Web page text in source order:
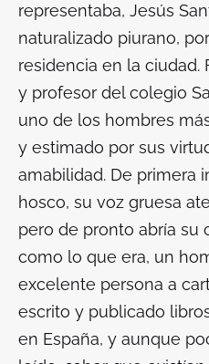
representaba, Jesús
naturalizado piurano,
residencia en la
y profesor del colegio
uno de los hombres
y estimado por sus
amabilidad. De primera
hosco, su voz gruesa
pero de pronto abría su
como lo que era, un
excelente persona a
escrito y publicado
en España, y aunque